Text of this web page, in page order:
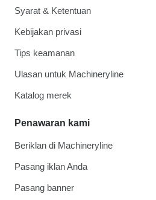
Syarat & Ketentuan
Kebijakan privasi
Tips keamanan
Ulasan untuk Machineryline
Katalog merek
Penawaran kami
Beriklan di Machineryline
Pasang iklan Anda
Pasang banner